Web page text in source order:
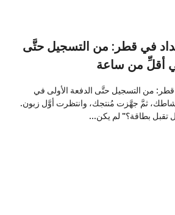
في قطر: من التسجيل حتَّى
أقلِّ من ساعة
من التسجيل حتَّى الدفعة الأولى في
ثمَّ جهَّزت مُنتجك، وانتظرت أوَّل زبون.
تقبل بطاقة؟" لم يكن...